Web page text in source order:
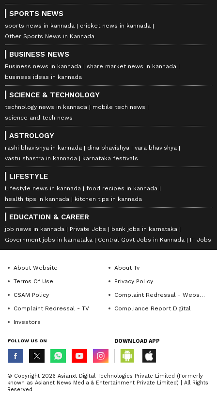
SPORTS NEWS
sports news in kannada
cricket news in kannada
Other Sports News in Kannada
BUSINESS NEWS
Business news in kannada
share market news in kannada
business ideas in kannada
SCIENCE & TECHNOLOGY
technology news in kannada
mobile tech news
science and tech news
ASTROLOGY
rashi bhavishya in kannada dina bhavishya
vara bhavishya
vastu shastra in kannada
karnataka festivals
LIFESTYLE
Lifestyle news in kannada
food recipes in kannada
health tips in kannada
kitchen tips in kannada
EDUCATION & CAREER
job news in kannada Private Jobs
bank jobs in karnataka
Government jobs in karnataka
Central Govt Jobs in Kannada IT Jobs
About Website
About Tv
Terms Of Use
Privacy Policy
CSAM Policy
Complaint Redressal - Website
Complaint Redressal - TV
Compliance Report Digital
Investors
FOLLOW US ON DOWNLOAD APP
© Copyright 2026 Asianxt Digital Technologies Private Limited (Formerly
known as Asianet News Media & Entertainment Private Limited) | All Rights
Reserved